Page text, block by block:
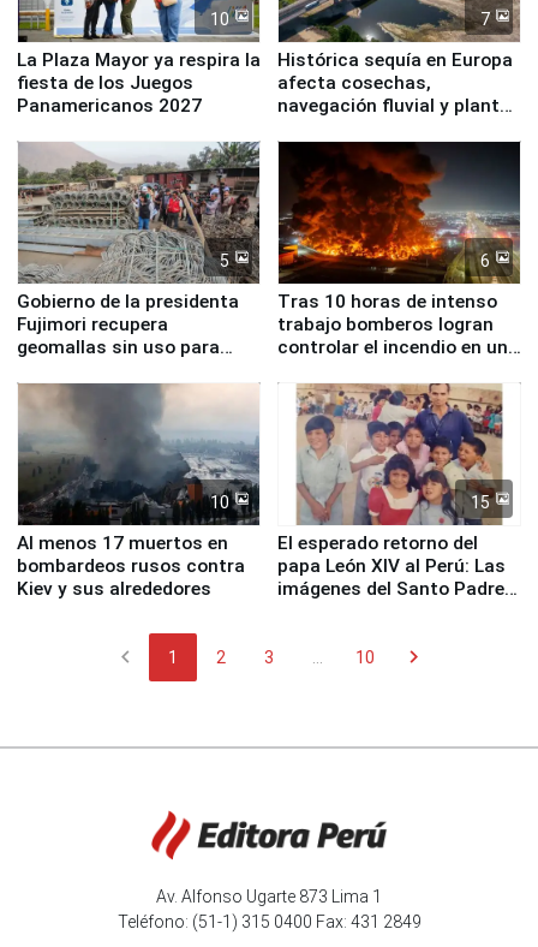
10
La Plaza Mayor ya respira la
fiesta de los Juegos
Panamericanos 2027
7
Histórica sequía en Europa
afecta cosechas,
navegación fluvial y plantas
5
Gobierno de la presidenta
Fujimori recupera
geomallas sin uso para
Fenómeno El Niño
6
Tras 10 horas de intenso
trabajo bomberos logran
controlar el incendio en una
de Chile
10
Al menos 17 muertos en
bombardeos rusos contra
Kiev y sus alrededores
15
El esperado retorno del
papa León XIV al Perú: Las
imágenes del Santo Padre
chevron_left 1 2 3 10 chevron_right
Av. Alfonso Ugarte 873 Lima 1
Teléfono: (51-1) 315 0400 Fax: 431 2849